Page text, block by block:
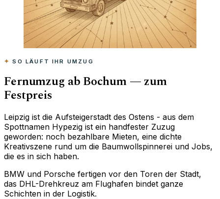
SO LÄUFT IHR UMZUG
Fernumzug ab Bochum — zum
Festpreis
Leipzig ist die Aufsteigerstadt des Ostens - aus dem
Spottnamen Hypezig ist ein handfester Zuzug
geworden: noch bezahlbare Mieten, eine dichte
Kreativszene rund um die Baumwollspinnerei und Jobs,
die es in sich haben.
BMW und Porsche fertigen vor den Toren der Stadt,
das DHL-Drehkreuz am Flughafen bindet ganze
Schichten in der Logistik.